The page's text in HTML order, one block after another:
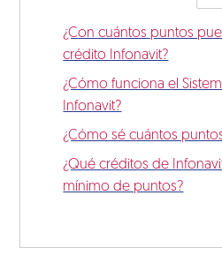
¿Con cuántos puntos
crédito Infonavit?
¿Cómo funciona el
Infonavit?
¿Cómo sé cuántos
¿Qué créditos de
mínimo de puntos?